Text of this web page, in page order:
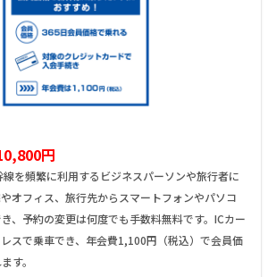
円
線を頻繁に利用するビジネスパーソンや旅行者に
オフィス、旅行先からスマートフォンやパソコ
、予約の変更は何度でも手数料無料です。ICカー
スで乗車でき、年会費1,100円（税込）で会員価
す。